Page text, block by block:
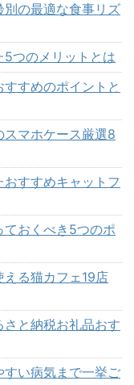
の最適な食事リズ
つのメリットとは
すすめのポイントと
マホケース厳選8
すすめキャットフ
ておくべき5つのポ
る猫カフェ19店
と納税お礼品おす
すい病気まで一挙ご